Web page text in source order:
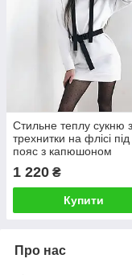
Стильне теплу сукню з
трехнитки на флісі під
пояс з капюшоном
1 220 ₴
Купити
Про нас